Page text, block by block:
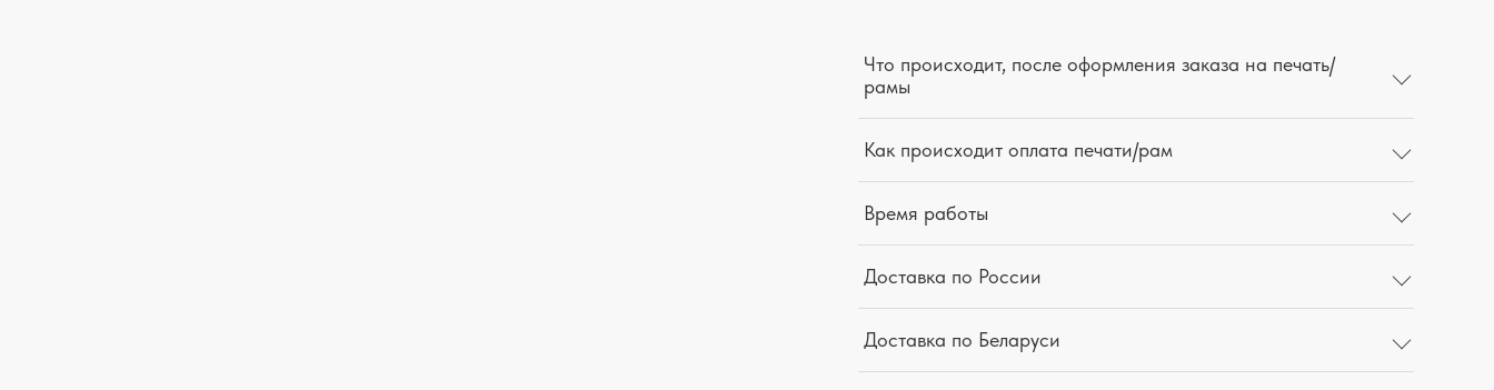
Что происходит, после оформления заказа на печать/
рамы
Как происходит оплата печати/рам
Время работы
Доставка по России
Доставка по Беларуси